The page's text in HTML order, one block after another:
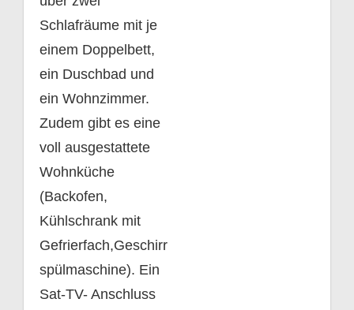
Schlafräume mit je
einem Doppelbett,
ein Duschbad und
ein Wohnzimmer.
Zudem gibt es eine
voll ausgestattete
Wohnküche
(Backofen,
Kühlschrank mit
Gefrierfach,Geschirr
spülmaschine). Ein
Sat-TV- Anschluss